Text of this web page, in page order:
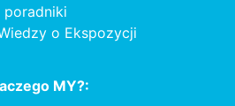
poradniki
o Ekspozycji
MY?: